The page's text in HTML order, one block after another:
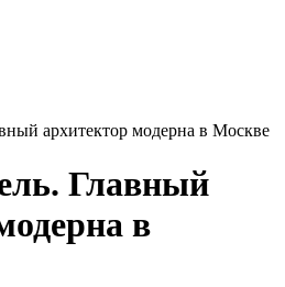
архитектор модерна в Москве
Главный
в